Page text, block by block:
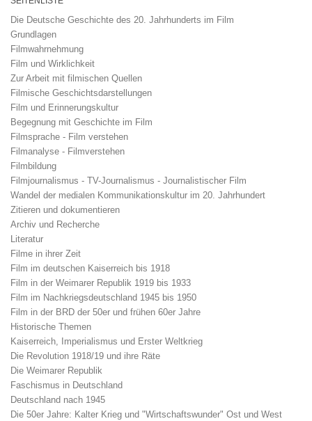
Die Deutsche Geschichte des 20. Jahrhunderts im Film
Grundlagen
Filmwahrnehmung
Film und Wirklichkeit
Zur Arbeit mit filmischen Quellen
Filmische Geschichtsdarstellungen
Film und Erinnerungskultur
Begegnung mit Geschichte im Film
Filmsprache - Film verstehen
Filmanalyse - Filmverstehen
Filmbildung
Filmjournalismus - TV-Journalismus - Journalistischer Film
Wandel der medialen Kommunikationskultur im 20. Jahrhundert
Zitieren und dokumentieren
Archiv und Recherche
Literatur
Filme in ihrer Zeit
Film im deutschen Kaiserreich bis 1918
Film in der Weimarer Republik 1919 bis 1933
Film im Nachkriegsdeutschland 1945 bis 1950
Film in der BRD der 50er und frühen 60er Jahre
Historische Themen
Kaiserreich, Imperialismus und Erster Weltkrieg
Die Revolution 1918/19 und ihre Räte
Die Weimarer Republik
Faschismus in Deutschland
Deutschland nach 1945
Die 50er Jahre: Kalter Krieg und "Wirtschaftswunder" Ost und West